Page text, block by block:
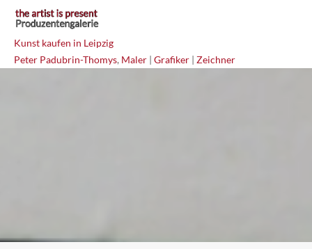
Kunst kaufen in Leipzig
Peter Padubrin-Thomys, Maler | Grafiker | Zeichner